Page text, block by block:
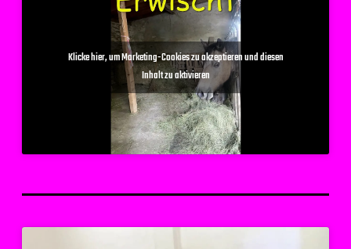
Klicke hier, um Marketing-Cookies zu akzeptieren und diesen
Inhalt zu aktivieren